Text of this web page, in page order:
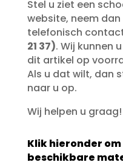
Stel u ziet een
website, neem
telefonisch
21 37). Wij kunnen
dit artikel op
Als u dat wilt, dan
naar u op.
Wij helpen u graag!
Klik hieronder
beschikbare